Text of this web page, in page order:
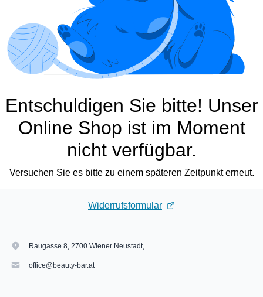
Entschuldigen Sie bitte! Unser
Online Shop ist im Moment
nicht verfügbar.
Versuchen Sie es bitte zu einem späteren Zeitpunkt erneut.
Widerrufsformular
Raugasse 8, 2700 Wiener Neustadt,
office@beauty-bar.at